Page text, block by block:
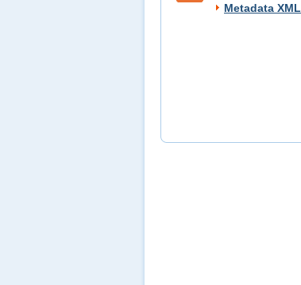
Metadata XML